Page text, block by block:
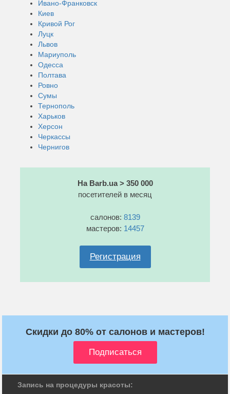
Ивано-Франковск
Киев
Кривой Рог
Луцк
Львов
Мариуполь
Одесса
Полтава
Ровно
Сумы
Тернополь
Харьков
Херсон
Черкассы
Чернигов
На Barb.ua > 350 000
посетителей в месяц
салонов: 8139
мастеров: 14457
Регистрация
Скидки до 80% от салонов и мастеров!
Запись на процедуры красоты: